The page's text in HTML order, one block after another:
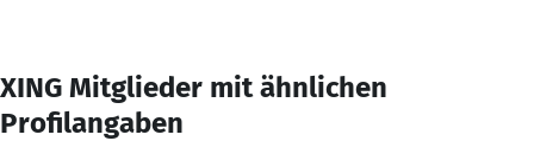
XING Mitglieder mit ähnlichen
Profilangaben